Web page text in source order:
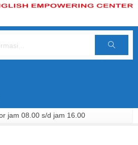
Cari
jam 08.00 s/d jam 16.00